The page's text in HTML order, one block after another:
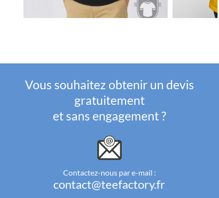
Vous souhaitez obtenir un devis
gratuitement
et sans engagement ?
Contactez-nous par e-mail :
contact@teefactory.fr